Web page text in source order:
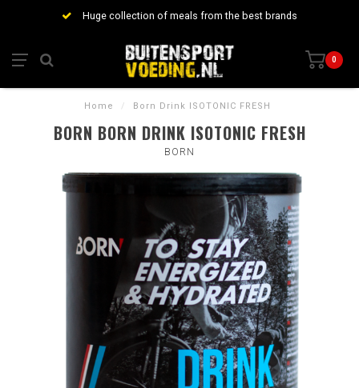
Huge collection of meals from the best brands
0
Home / Born Drink ISOTONIC FRESH
BORN BORN DRINK ISOTONIC FRESH
BORN